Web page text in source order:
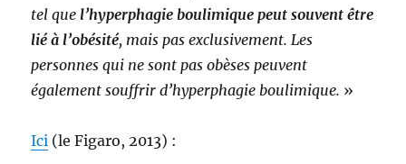
tel que l’hyperphagie boulimique peut souvent être
lié à l’obésité, mais pas exclusivement. Les
personnes qui ne sont pas obèses peuvent
également souffrir d’hyperphagie boulimique. »
Ici (le Figaro, 2013) :